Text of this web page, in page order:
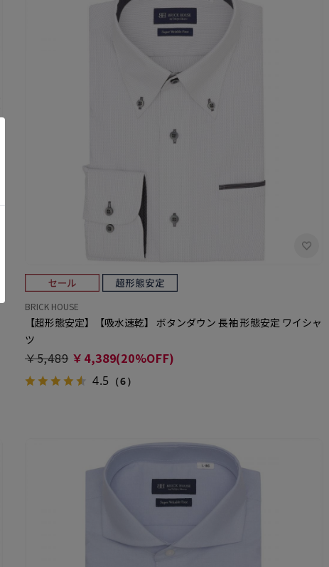
BRICK HOUSE
【超形態安定】【吸水速乾】 ボタンダウン 長袖 形態安定 ワイシャ
ツ
￥5,489 ￥4,389(20%OFF)
4.5 （6）